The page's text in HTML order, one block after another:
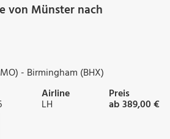
von Münster nach
- Birmingham (BHX)
Airline
LH
Preis
ab 389,00 €